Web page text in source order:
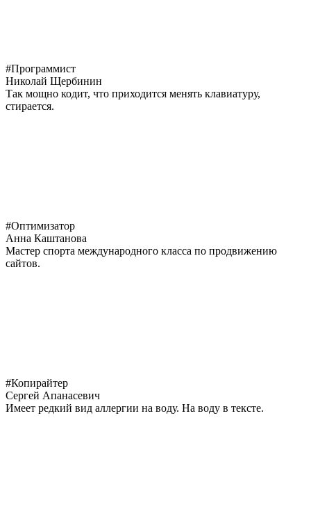
#Программист
Николай Щербинин
Так мощно кодит, что приходится менять клавиатуру,
стирается.
#Оптимизатор
Анна Каштанова
Мастер спорта международного класса по продвижению
сайтов.
#Копирайтер
Сергей Апанасевич
Имеет редкий вид аллергии на воду. На воду в тексте.